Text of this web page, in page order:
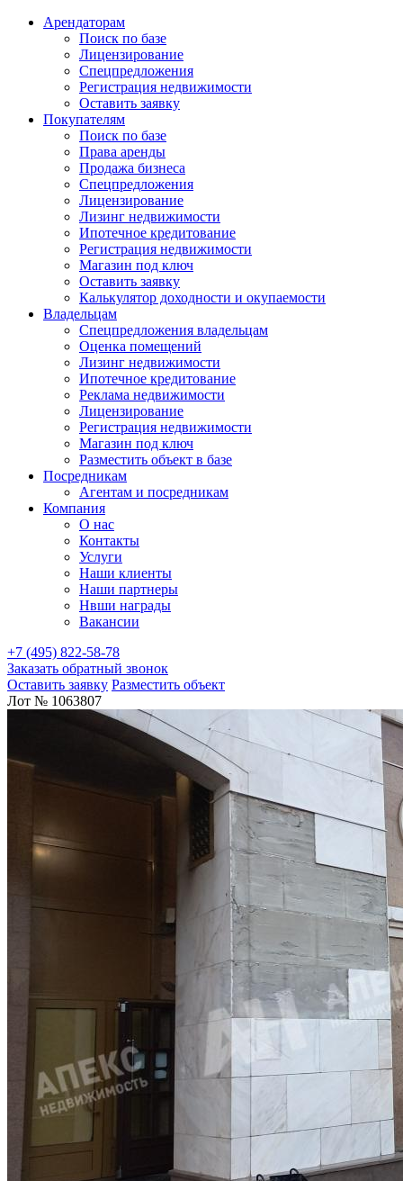
Арендаторам
Поиск по базе
Лицензирование
Спецпредложения
Регистрация недвижимости
Оставить заявку
Покупателям
Поиск по базе
Права аренды
Продажа бизнеса
Спецпредложения
Лицензирование
Лизинг недвижимости
Ипотечное кредитование
Регистрация недвижимости
Магазин под ключ
Оставить заявку
Калькулятор доходности и окупаемости
Владельцам
Спецпредложения владельцам
Оценка помещений
Лизинг недвижимости
Ипотечное кредитование
Реклама недвижимости
Лицензирование
Регистрация недвижимости
Магазин под ключ
Разместить объект в базе
Посредникам
Агентам и посредникам
Компания
О нас
Контакты
Услуги
Наши клиенты
Наши партнеры
Нвши награды
Вакансии
+7 (495) 822-58-78
Заказать обратный звонок
Оставить заявку Разместить объект
Лот № 1063807